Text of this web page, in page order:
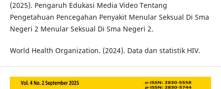
(2025). Pengaruh Edukasi Media Video Tentang
Pengetahuan Pencegahan Penyakit Menular Seksual Di Sma
Negeri 2 Menular Seksual Di Sma Negeri 2.
World Health Organization. (2024). Data dan statistik HIV.